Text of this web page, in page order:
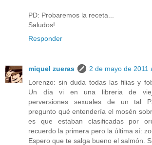
PD: Probaremos la receta...
Saludos!
Responder
miquel zueras
2 de mayo de 2011
Lorenzo: sin duda todas las filias y
Un día vi en una libreria de
perversiones sexuales de un tal
pregunto qué entendería el mosén
es que estaban clasificadas por
recuerdo la primera pero la última sí:
Espero que te salga bueno el salmón.